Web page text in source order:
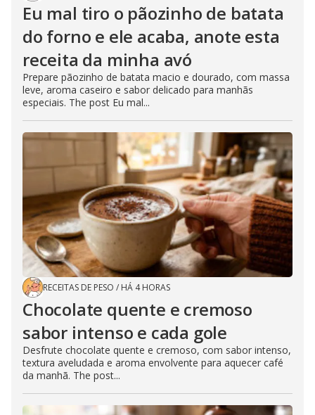
Eu mal tiro o pãozinho de batata
do forno e ele acaba, anote esta
receita da minha avó
Prepare pãozinho de batata macio e dourado, com massa
leve, aroma caseiro e sabor delicado para manhãs
especiais. The post Eu mal...
RECEITAS DE PESO / HÁ 4 HORAS
Chocolate quente e cremoso
sabor intenso e cada gole
Desfrute chocolate quente e cremoso, com sabor intenso,
textura aveludada e aroma envolvente para aquecer café
da manhã. The post...